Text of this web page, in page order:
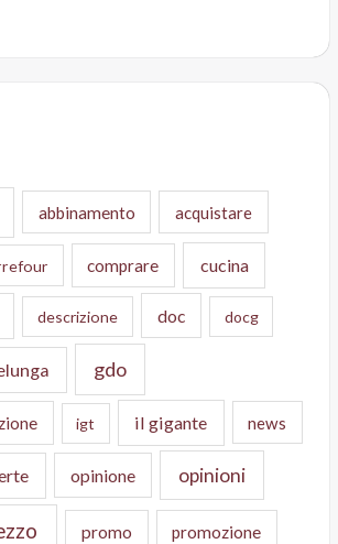
abbinamento acquistare
comprare cucina
descrizione doc docg
gdo
igt il gigante news
opinione opinioni
promo promozione